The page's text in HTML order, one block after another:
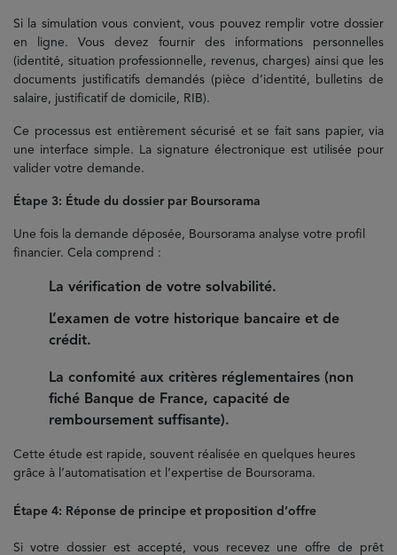
Si la simulation vous convient, vous pouvez remplir votre dossier
en ligne. Vous devez fournir des informations personnelles
(identité, situation professionnelle, revenus, charges) ainsi que les
documents justificatifs demandés (pièce d’identité, bulletins de
salaire, justificatif de domicile, RIB).
Ce processus est entièrement sécurisé et se fait sans papier, via
une interface simple. La signature électronique est utilisée pour
valider votre demande.
Étape 3: Étude du dossier par Boursorama
Une fois la demande déposée, Boursorama analyse votre profil
financier. Cela comprend :
La vérification de votre solvabilité.
L’examen de votre historique bancaire et de
crédit.
La confomité aux critères réglementaires (non
fiché Banque de France, capacité de
remboursement suffisante).
Cette étude est rapide, souvent réalisée en quelques heures
grâce à l’automatisation et l’expertise de Boursorama.
Étape 4: Réponse de principe et proposition d’offre
Si votre dossier est accepté, vous recevez une offre de prêt